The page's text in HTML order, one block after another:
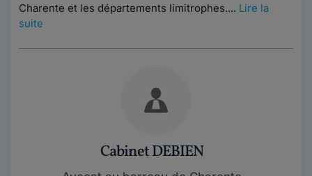
Charente et les départements limitrophes.... Lire la
suite
Cabinet DEBIEN